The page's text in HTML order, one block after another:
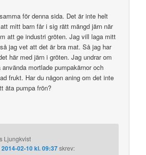
för denna sida. Det är inte helt
mitt barn får i sig rätt mängd järn när
att ge industri gröten. Jag vill laga mitt
jag vet att det är bra mat. Så jag har
här med järn i gröten. Jag undrar om
mortlade pumpakärnor och
frukt. Har du någon aning om det inte
äta pumpa frön?
Ljungkvist
2014-02-10 kl. 09:37skrev: